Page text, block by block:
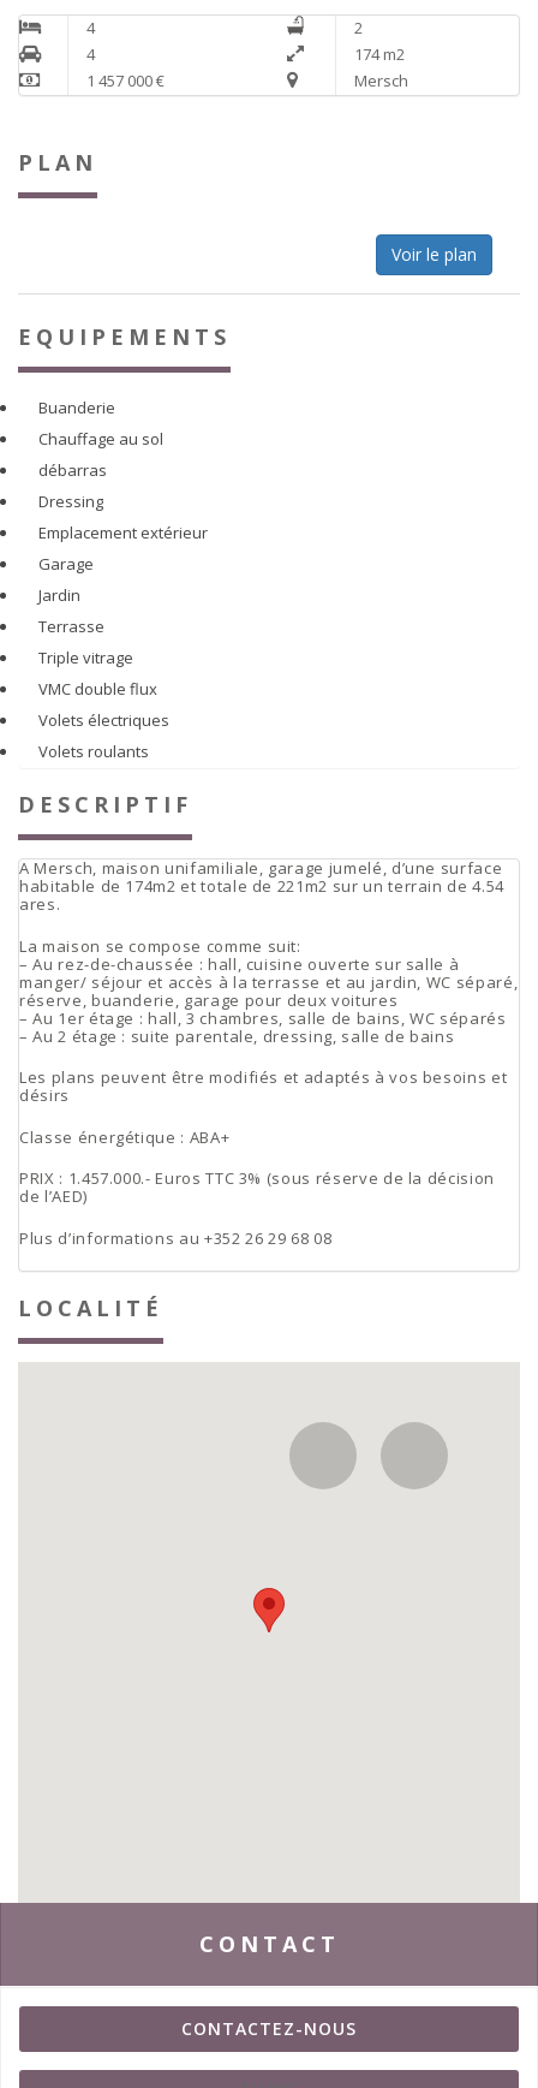
4
4
1 457 000 €
2
174 m2
Mersch
PLAN
Voir le plan
EQUIPEMENTS
Buanderie
Chauffage au sol
débarras
Dressing
Emplacement extérieur
Garage
Jardin
Terrasse
Triple vitrage
VMC double flux
Volets électriques
Volets roulants
DESCRIPTIF
A Mersch, maison unifamiliale, garage jumelé, d’une surface
habitable de 174m2 et totale de 221m2 sur un terrain de 4.54
ares.
La maison se compose comme suit:
– Au rez-de-chaussée : hall, cuisine ouverte sur salle à
manger/ séjour et accès à la terrasse et au jardin, WC séparé,
réserve, buanderie, garage pour deux voitures
– Au 1er étage : hall, 3 chambres, salle de bains, WC séparés
– Au 2 étage : suite parentale, dressing, salle de bains
Les plans peuvent être modifiés et adaptés à vos besoins et
désirs
Classe énergétique : ABA+
PRIX : 1.457.000.- Euros TTC 3% (sous réserve de la décision
de l’AED)
Plus d’informations au +352 26 29 68 08
LOCALITÉ
CONTACT
CONTACTEZ-NOUS